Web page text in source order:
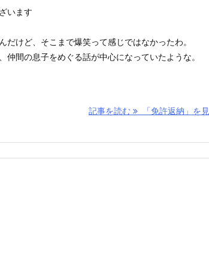
います
だけど、そこまで爆笑って感じではなかったわ。
仲間の息子をめぐる話が中心になっていたような。
記事を読む 「免許返納」を